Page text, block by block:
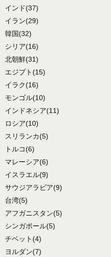
インド(37)
イラン(29)
韓国(32)
シリア(16)
北朝鮮(31)
エジプト(15)
イラク(16)
モンゴル(10)
インドネシア(11)
ロシア(10)
スリランカ(5)
トルコ(6)
マレーシア(6)
イスラエル(9)
サウジアラビア(9)
台湾(5)
アフガニスタン(5)
シンガポール(5)
チベット(4)
ヨルダン(7)